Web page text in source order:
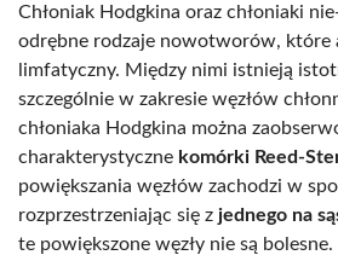
Chłoniak Hodgkina oraz chłoniaki
odrębne rodzaje nowotworów, które
limfatyczny. Między nimi istnieją
szczególnie w zakresie węzłów
chłoniaka Hodgkina można
charakterystyczne komórki Reed-
powiększania węzłów zachodzi w
rozprzestrzeniając się z jednego na
te powiększone węzły nie są bolesne.